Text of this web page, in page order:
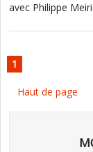
avec Philippe
1
Haut de page